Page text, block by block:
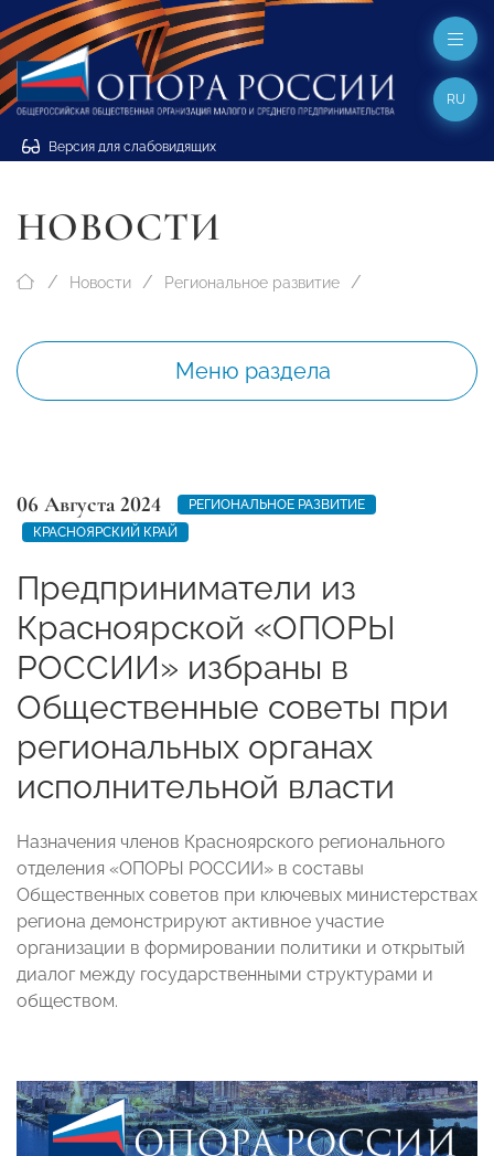
Версия для слабовидящих
RU
НОВОСТИ
Новости Региональное развитие
Меню раздела
06 Августа 2024
РЕГИОНАЛЬНОЕ РАЗВИТИЕ
КРАСНОЯРСКИЙ КРАЙ
Предприниматели из
Красноярской «ОПОРЫ
РОССИИ» избраны в
Общественные советы при
региональных органах
исполнительной власти
Назначения членов Красноярского регионального
отделения «ОПОРЫ РОССИИ» в составы
Общественных советов при ключевых министерствах
региона демонстрируют активное участие
организации в формировании политики и открытый
диалог между государственными структурами и
обществом.